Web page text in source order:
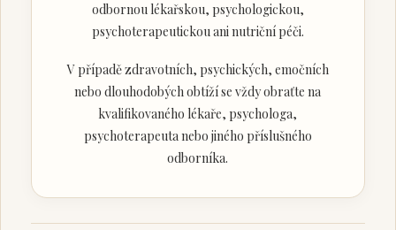
odbornou lékařskou, psychologickou,
psychoterapeutickou ani nutriční péči.
V případě zdravotních, psychických, emočních
nebo dlouhodobých obtíží se vždy obraťte na
kvalifikovaného lékaře, psychologa,
psychoterapeuta nebo jiného příslušného
odborníka.